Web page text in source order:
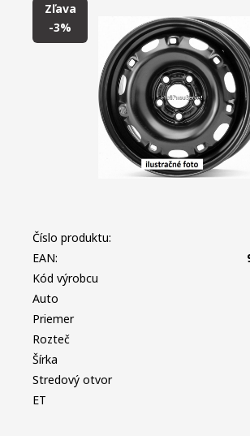
Zľava
-3%
Číslo produktu:
EAN:
Kód výrobcu
Auto
Priemer
Rozteč
Šírka
Stredový otvor
ET